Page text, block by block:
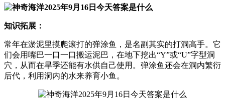
知识拓展：
常年在淤泥里摸爬滚打的弹涂鱼，是名副其实的打洞高手。它
们会用嘴巴一口一口搬运泥巴，在地下挖出“Y”或“U”字型洞
穴，从而在旱季还能有水供自己使用。弹涂鱼还会在洞内繁衍
后代，利用洞内的水来养育小鱼。